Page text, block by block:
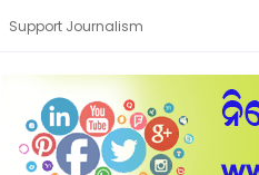
Support Journalism